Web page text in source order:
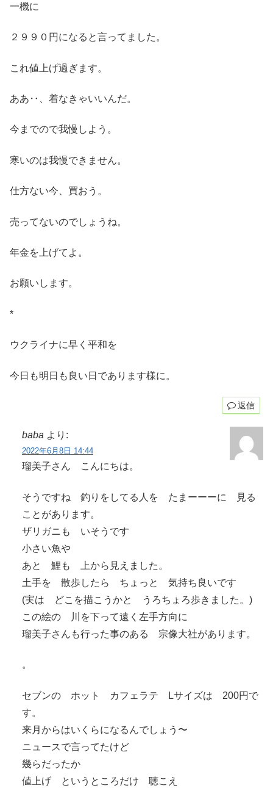
一機に
２９９０円になると言ってました。
これ値上げ過ぎます。
ああ‥、着なきゃいいんだ。
今までので我慢しよう。
寒いのは我慢できません。
仕方ない今、買おう。
売ってないのでしょうね。
年金を上げてよ。
お願いします。
*
ウクライナに早く平和を
今日も明日も良い日であります様に。
返信
baba より:
2022年6月8日 14:44
瑠美子さん こんにちは。
そうですね 釣りをしてる人を たまーーーに 見る
ことがあります。
ザリガニも いそうです
小さい魚や
あと 鯉も 上から見えました。
土手を 散歩したら ちょっと 気持ち良いです
(実は どこを描こうかと うろちょろ歩きました。)
この絵の 川を下って遠く左手方向に
瑠美子さんも行った事のある 宗像大社があります。
。
セブンの ホット カフェラテ Lサイズは 200円で
す。
来月からはいくらになるんでしょう〜
ニュースで言ってたけど
幾らだったか
値上げ というところだけ 聴こえ